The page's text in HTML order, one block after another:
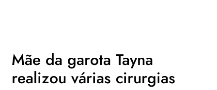
Mãe da garota Tayna
realizou várias cirurgias